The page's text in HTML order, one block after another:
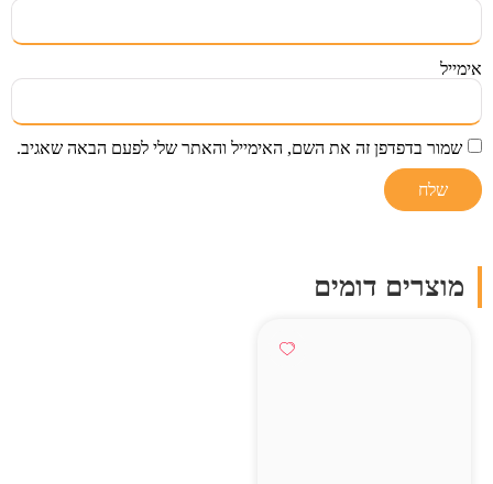
אימייל
שמור בדפדפן זה את השם, האימייל והאתר שלי לפעם הבאה שאגיב.
מוצרים דומים